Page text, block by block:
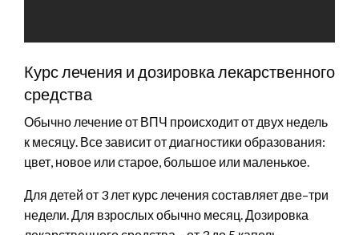
Курс лечения и дозировка лекарственного
средства
Обычно лечение от ВПЧ происходит от двух недель
к месяцу. Все зависит от диагностики образования:
цвет, новое или старое, большое или маленькое.
Для детей от 3 лет курс лечения составляет две–три
недели. Для взрослых обычно месяц. Дозировка